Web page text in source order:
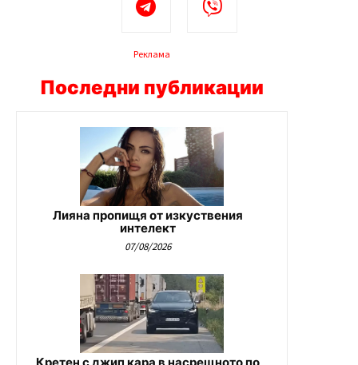
Реклама
Последни публикации
Лияна пропищя от изкуствения
интелект
07/08/2026